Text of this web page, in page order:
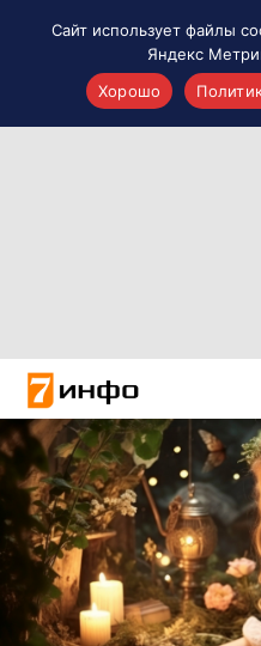
Новости России
Политика
Новости мира
Все материалы
О НАС
ПОИСК
Сайт использует файлы
Яндекс
Хорошо